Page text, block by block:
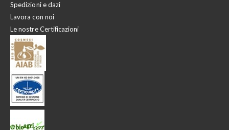
Spedizioni e dazi
Lavora con noi
Le nostre Certificazioni